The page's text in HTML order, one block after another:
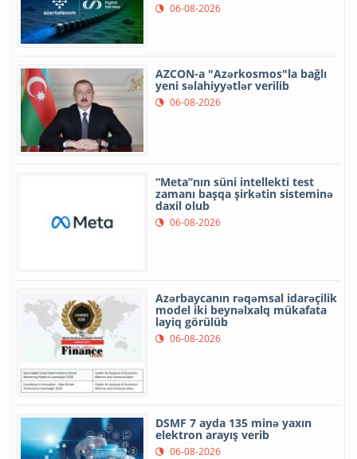
06-08-2026
AZCON-a "Azərkosmos"la bağlı
yeni səlahiyyətlər verilib
06-08-2026
“Meta”nın süni intellekti test
zamanı başqa şirkətin sisteminə
daxil olub
06-08-2026
Azərbaycanın rəqəmsal idarəçilik
model iki beynəlxalq mükafata
layiq görülüb
06-08-2026
DSMF 7 ayda 135 minə yaxın
elektron arayış verib
06-08-2026